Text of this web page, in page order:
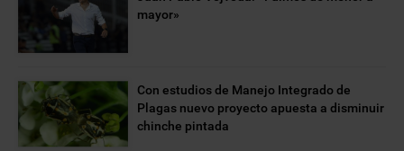
mayor»
Con estudios de Manejo Integrado de
Plagas nuevo proyecto apuesta a disminuir
chinche pintada